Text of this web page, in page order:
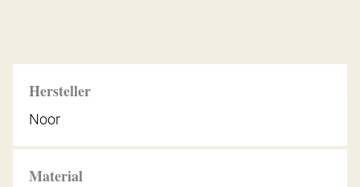
Hersteller
Noor
Material